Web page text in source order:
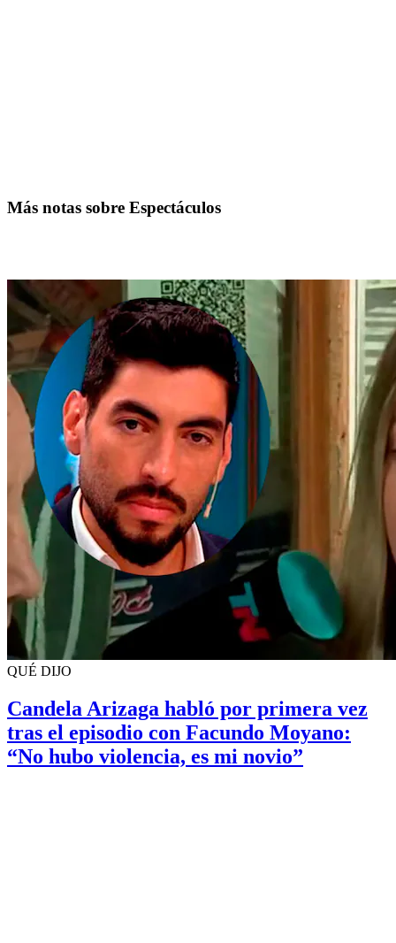
Más notas sobre Espectáculos
QUÉ DIJO
Candela Arizaga habló por primera vez
tras el episodio con Facundo Moyano:
“No hubo violencia, es mi novio”